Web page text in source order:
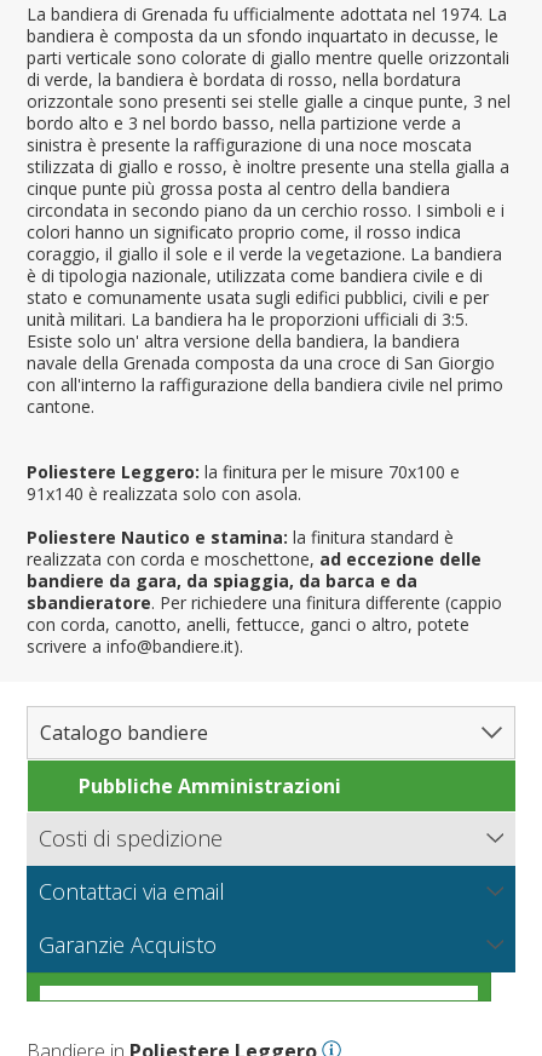
La bandiera di Grenada fu ufficialmente adottata nel 1974. La
bandiera è composta da un sfondo inquartato in decusse, le
parti verticale sono colorate di giallo mentre quelle orizzontali
di verde, la bandiera è bordata di rosso, nella bordatura
orizzontale sono presenti sei stelle gialle a cinque punte, 3 nel
bordo alto e 3 nel bordo basso, nella partizione verde a
sinistra è presente la raffigurazione di una noce moscata
stilizzata di giallo e rosso, è inoltre presente una stella gialla a
cinque punte più grossa posta al centro della bandiera
circondata in secondo piano da un cerchio rosso. I simboli e i
colori hanno un significato proprio come, il rosso indica
coraggio, il giallo il sole e il verde la vegetazione. La bandiera
è di tipologia nazionale, utilizzata come bandiera civile e di
stato e comunamente usata sugli edifici pubblici, civili e per
unità militari. La bandiera ha le proporzioni ufficiali di 3:5.
Esiste solo un' altra versione della bandiera, la bandiera
navale della Grenada composta da una croce di San Giorgio
con all'interno la raffigurazione della bandiera civile nel primo
cantone.
Poliestere Leggero: la finitura per le misure 70x100 e
91x140 è realizzata solo con asola.
Poliestere Nautico e stamina: la finitura standard è
realizzata con corda e moschettone, ad eccezione delle
bandiere da gara, da spiaggia, da barca e da
sbandieratore. Per richiedere una finitura differente (cappio
con corda, canotto, anelli, fettucce, ganci o altro, potete
scrivere a info@bandiere.it).
Catalogo bandiere
Bandiere del Mondo
Nord America
Sud America
Asia
Regioni e Stati
Regioni italiane
Francesi
Contee e Province
Province Italiane
Province Spagnole
Città Italiane
Città spagnole
Nautiche e Spiaggia
Militari e Mercantili
Corse automobilistiche
Pubbliche Amministrazioni
Costi di spedizione
Bandiere.it calcola le spese di spedizione in base al peso
della merce, il tipo di pagamento e la modalità di
VEDI
Contattaci via email
preventivo per grandi quantità o produzioni particolari.
VEDI
Garanzie Acquisto
Condizioni generali di vendita online
I tessuti per bandiere